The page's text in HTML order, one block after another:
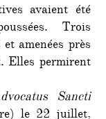
avaient été
Trois
amenées près
Elles permirent
Sancti